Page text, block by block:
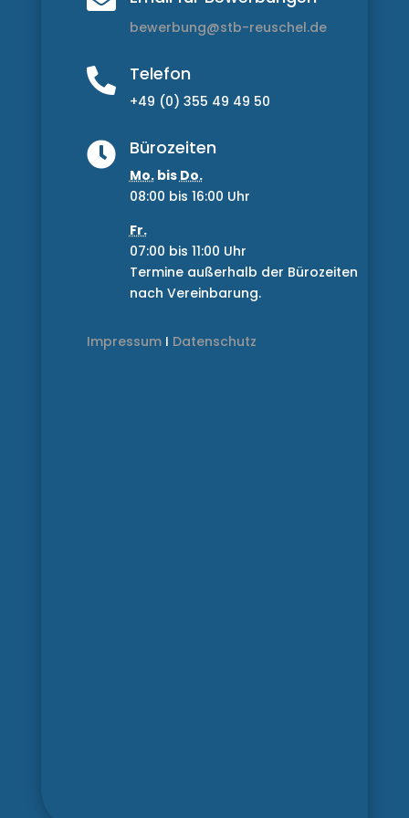
bewerbung@stb-reuschel.de
 Telefon
+49 (0) 355 49 49 50
 Bürozeiten
Mo.bisDo.
08:00 bis 16:00 Uhr
Fr.
07:00 bis 11:00 Uhr
Termine außerhalb der Bürozeiten
nach Vereinbarung.
Impressum I Datenschutz